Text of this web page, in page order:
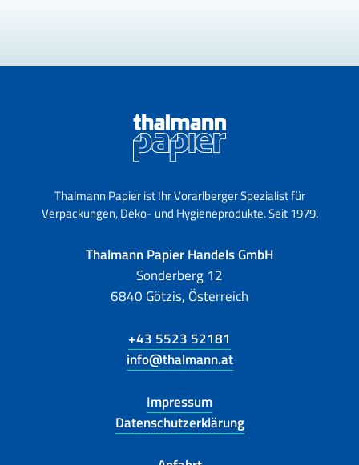
Thalmann Papier ist Ihr Vorarlberger Spezialist für
Verpackungen, Deko- und Hygieneprodukte. Seit 1979.
Thalmann Papier Handels GmbH
Sonderberg 12
6840 Götzis, Österreich
+43 5523 52181
info@thalmann.at
Impressum
Datenschutzerklärung